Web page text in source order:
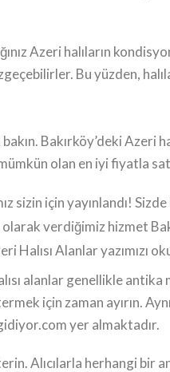
Azeri halıların
Bu yüzden,
Bakırköy’deki
olan en iyi fiyatla
sizin için yayınlandı!
verdiğimiz hizmet
Halısı Alanlar yazımızı
alanlar genellikle
için zaman ayırın.
yer almaktadır.
Alıcılarla herhangi bir